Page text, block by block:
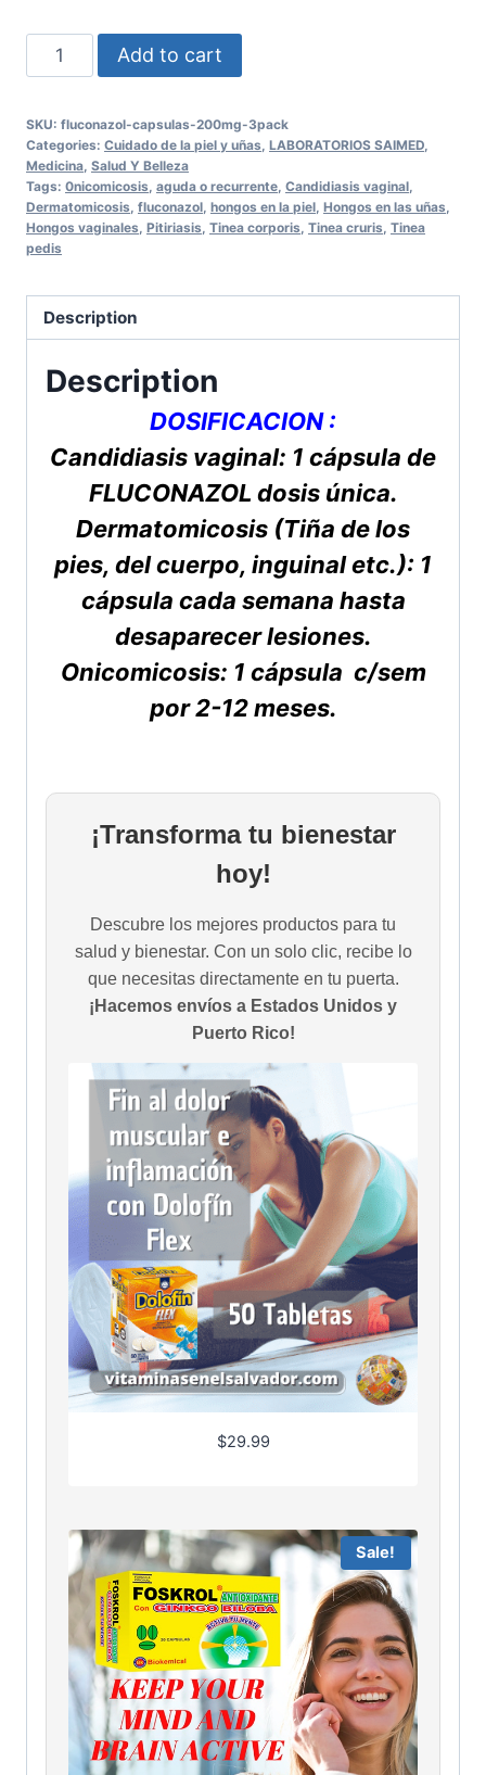
Fluconazol
Cápsulas
3
Pack
quantity
Add to cart
SKU: fluconazol-capsulas-200mg-3pack
Categories: Cuidado de la piel y uñas LABORATORIOS SAIMED
Medicina Salud Y Belleza
Tags: 0nicomicosis aguda o recurrente Candidiasis vaginal
Dermatomicosis fluconazol hongos en la piel Hongos en las uñas
Hongos vaginales Pitiriasis Tinea corporis Tinea cruris Tinea
pedis
Description
Description
DOSIFICACION :
Candidiasis vaginal: 1 cápsula de
FLUCONAZOL dosis única.
Dermatomicosis (Tiña de los
pies, del cuerpo, inguinal etc.): 1
cápsula cada semana hasta
desaparecer lesiones.
Onicomicosis: 1 cápsula c/sem
por 2-12 meses.
¡Transforma tu bienestar
hoy!
Descubre los mejores productos para tu
salud y bienestar. Con un solo clic, recibe lo
que necesitas directamente en tu puerta.
¡Hacemos envíos a Estados Unidos y
Puerto Rico!
$29.99
Sale!